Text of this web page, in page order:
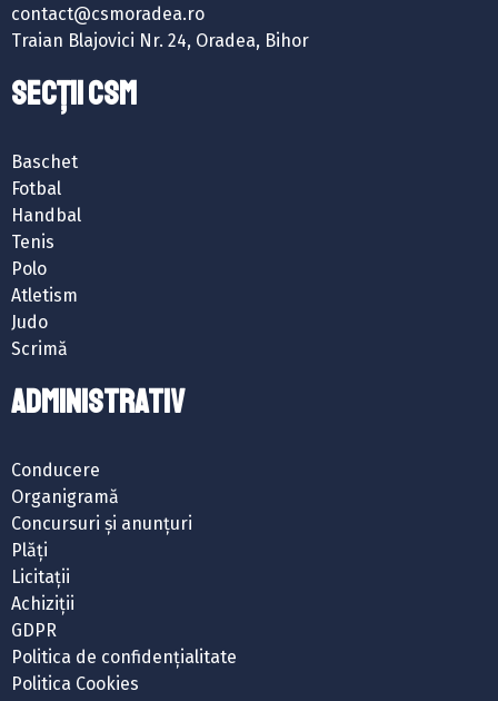
contact@csmoradea.ro
Traian Blajovici Nr. 24, Oradea, Bihor
SECȚII CSM
Baschet
Fotbal
Handbal
Tenis
Polo
Atletism
Judo
Scrimă
ADMINISTRATIV
Conducere
Organigramă
Concursuri și anunțuri
Plăți
Licitații
Achiziții
GDPR
Politica de confidențialitate
Politica Cookies